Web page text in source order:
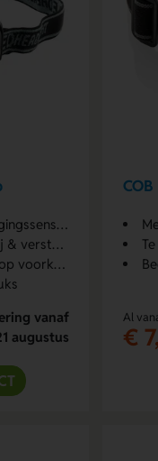
riem
voorkant
vanaf
augustus
Al
€